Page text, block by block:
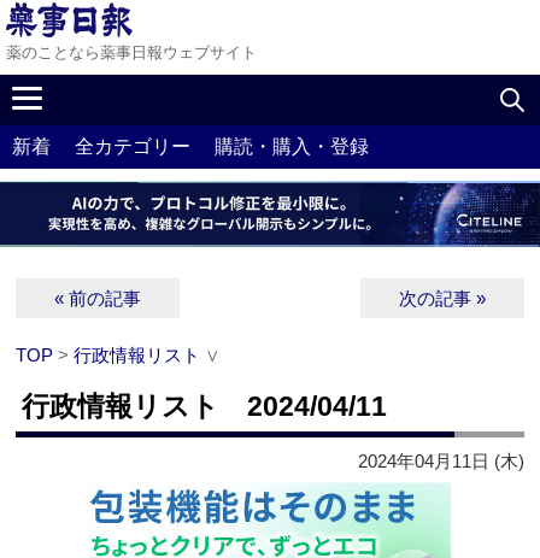
薬のことなら薬事日報ウェブサイト
新着 全カテゴリー 購読・購入・登録
« 前の記事 次の記事 »
TOP >行政情報リスト ∨
行政情報リスト 2024/04/11
2024年04月11日 (木)